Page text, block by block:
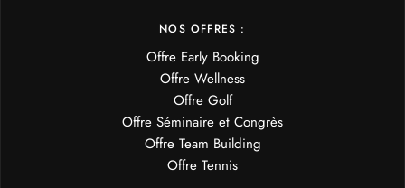
NOS OFFRES :
Offre Early Booking
Offre Wellness
Offre Golf
Offre Séminaire et Congrès
Offre Team Building
Offre Tennis